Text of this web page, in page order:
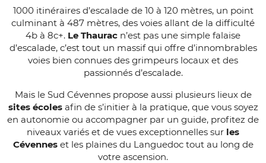
1000 itinéraires d’escalade de 10 à 120 mètres, un point
culminant à 487 mètres, des voies allant de la difficulté
4b à 8c+. Le Thaurac n’est pas une simple falaise
d’escalade, c’est tout un massif qui offre d’innombrables
voies bien connues des grimpeurs locaux et des
passionnés d’escalade.
Mais le Sud Cévennes propose aussi plusieurs lieux de
sites écolesafin de s’initier à la pratique, que vous soyez
en autonomie ou accompagner par un guide, profitez de
niveaux variés et de vues exceptionnelles sur les
Cévenneset les plaines du Languedoc tout au long de
votre ascension.